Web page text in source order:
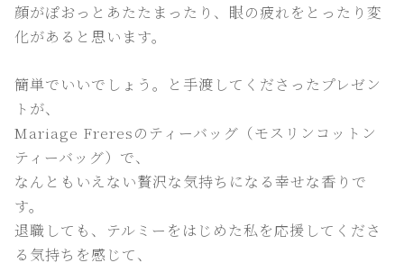
顔がぽおっとあたたまったり、眼の疲れをとったり変
化があると思います。
簡単でいいでしょう。と手渡してくださったプレゼン
トが、
Mariage Freresのティーバッグ（モスリンコットン
ティーバッグ）で、
なんともいえない贅沢な気持ちになる幸せな香りで
す。
退職しても、テルミーをはじめた私を応援してくださ
る気持ちを感じて、